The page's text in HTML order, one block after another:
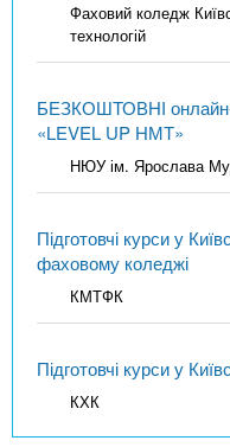
Фаховий коледж
технологій
БЕЗКОШТОВНІ онлайн-
«LEVEL UP НМТ»
НЮУ ім. Ярослава
Підготовчі курси у
фаховому коледжі
КМТФК
Підготовчі курси у
КХК